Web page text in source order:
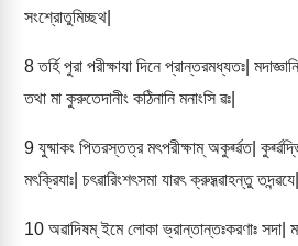
সংশ্রোতুমিচ্ছথ|
8তর্হি পুরা পরীক্ষাযা দিনে প্রান্তরমধ্যতঃ|
তথা মা কুরুতেদানীং কঠিনানি মনাংসি ৱঃ|
9 যুষ্মাকং পিতরস্তত্র মৎপরীক্ষাম্ অকুর্ৱ্ৱত|
মৎক্রিযাঃ| চৎৱারিংশৎসমা যাৱৎ ক্রুদ্ধ্ৱাহন্তু তদন্ৱযে|
10 অৱাদিষম্ ইমে লোকা ভ্রান্তান্তঃকরণাঃ সদা|